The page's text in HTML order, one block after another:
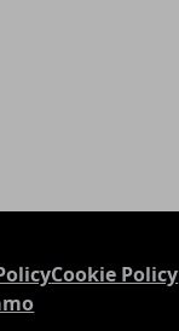
Cookie Policy